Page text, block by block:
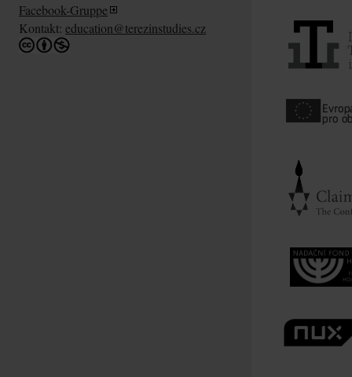
Facebook-Gruppe
Kontakt: education@terezinstudies.cz